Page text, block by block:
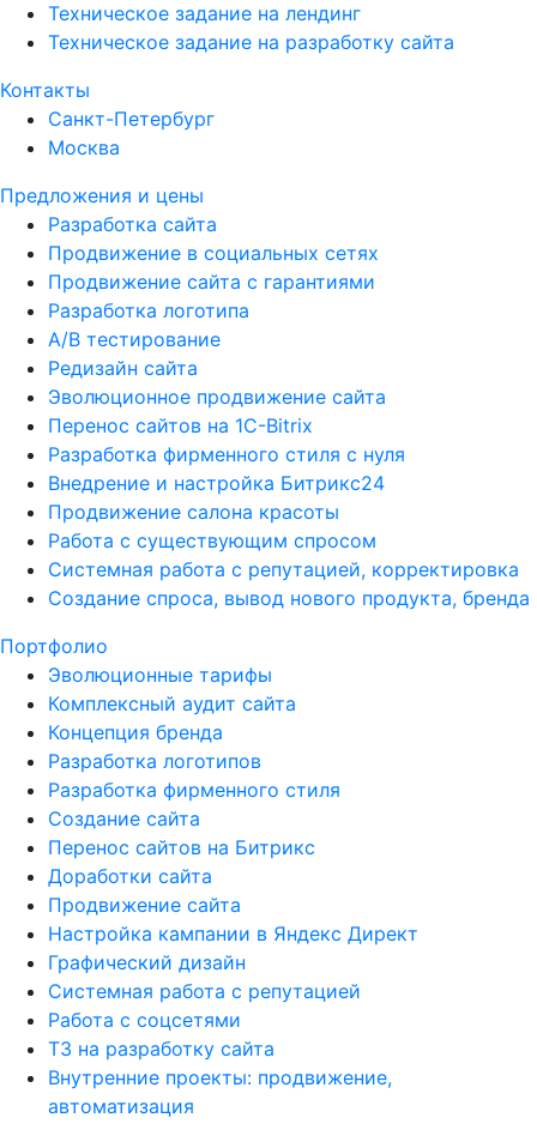
Техническое задание на лендинг
Техническое задание на разработку сайта
Контакты
Санкт-Петербург
Москва
Предложения и цены
Разработка сайта
Продвижение в социальных сетях
Продвижение сайта с гарантиями
Разработка логотипа
A/B тестирование
Редизайн сайта
Эволюционное продвижение сайта
Перенос сайтов на 1С-Bitrix
Разработка фирменного стиля с нуля
Внедрение и настройка Битрикс24
Продвижение салона красоты
Работа с существующим спросом
Системная работа с репутацией, корректировка
Создание спроса, вывод нового продукта, бренда
Портфолио
Эволюционные тарифы
Комплексный аудит сайта
Концепция бренда
Разработка логотипов
Разработка фирменного стиля
Создание сайта
Перенос сайтов на Битрикс
Доработки сайта
Продвижение сайта
Настройка кампании в Яндекс Директ
Графический дизайн
Системная работа с репутацией
Работа с соцсетями
ТЗ на разработку сайта
Внутренние проекты: продвижение,
автоматизация